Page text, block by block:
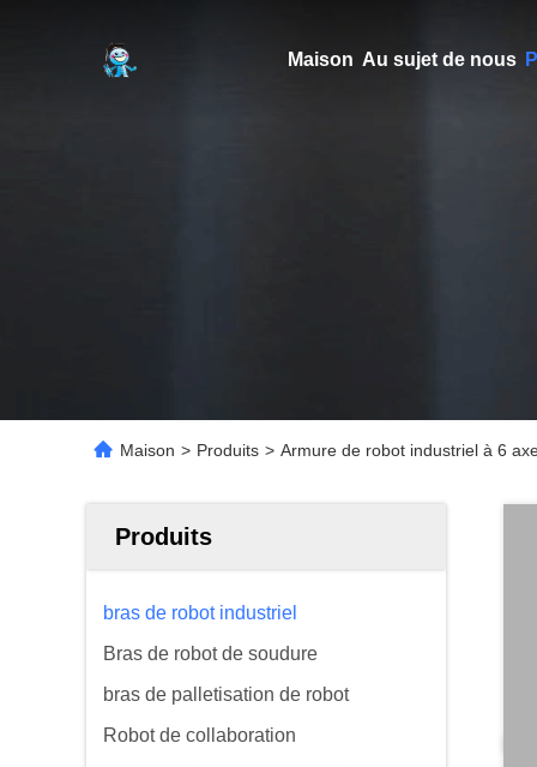
Maison Au sujet de nous
Maison > Produits > Armure de robot industriel à 6
Produits
bras de robot industriel
Bras de robot de soudure
bras de palletisation de robot
Robot de collaboration